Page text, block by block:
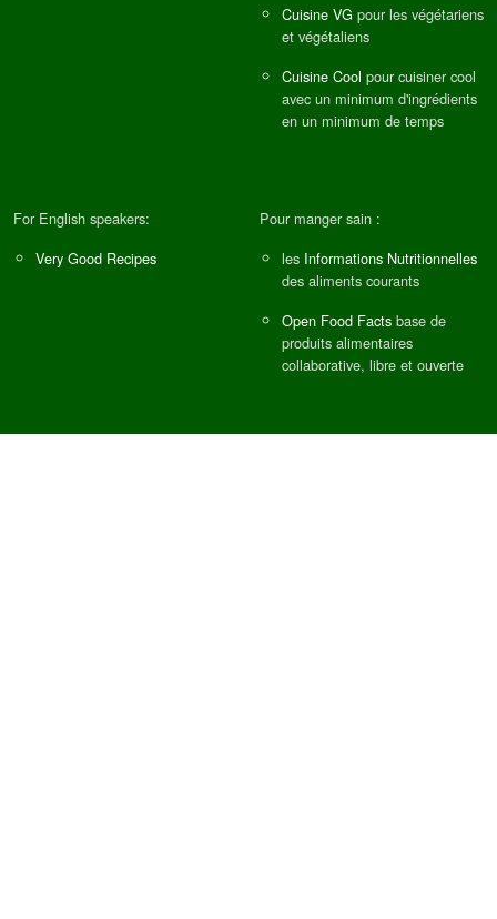
Cuisine VG pour les végétariens
et végétaliens
Cuisine Cool pour cuisiner cool
avec un minimum d'ingrédients
en un minimum de temps
For English speakers:
Very Good Recipes
Pour manger sain :
les Informations Nutritionnelles
des aliments courants
Open Food Facts base de
produits alimentaires
collaborative, libre et ouverte